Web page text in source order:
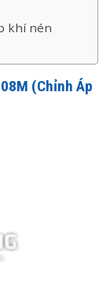
khí nén
(Chỉnh Áp